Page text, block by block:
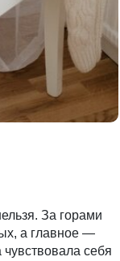
За горами
а главное —
себя